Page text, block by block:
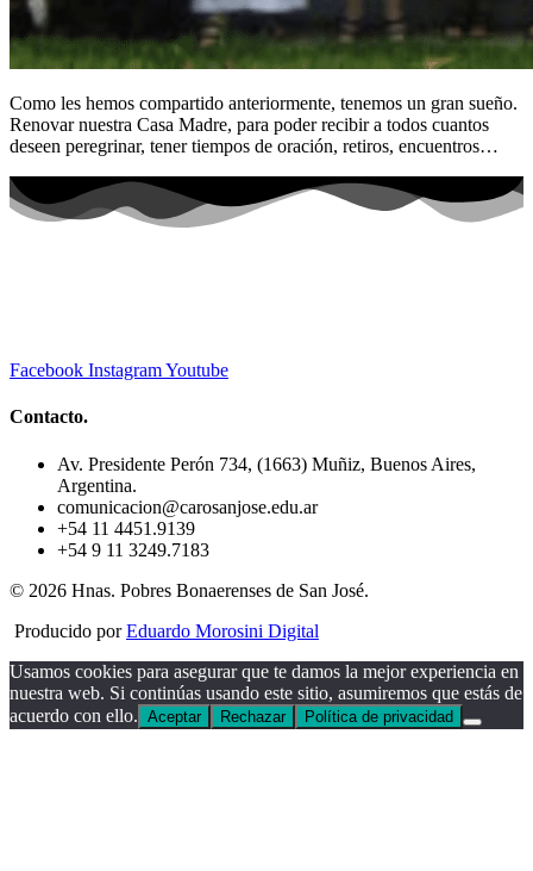
Como les hemos compartido anteriormente, tenemos un gran sueño.
Renovar nuestra Casa Madre, para poder recibir a todos cuantos
deseen peregrinar, tener tiempos de oración, retiros, encuentros…
Facebook InstagramYoutube
Contacto.
Av. Presidente Perón 734, (1663) Muñiz, Buenos Aires,
Argentina.
comunicacion@carosanjose.edu.ar
+54 11 4451.9139
+54 9 11 3249.7183
© 2026 Hnas. Pobres Bonaerenses de San José.
Producido porEduardo Morosini Digital
Usamos cookies para asegurar que te damos la mejor experiencia en
nuestra web. Si continúas usando este sitio, asumiremos que estás de
acuerdo con ello. Aceptar Rechazar Política de privacidad